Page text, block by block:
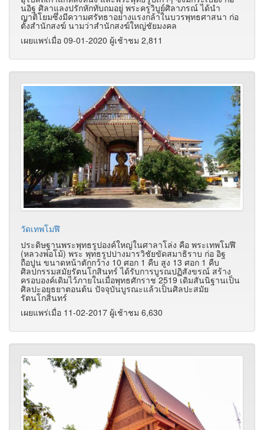
นอิฐ ศิลาแลงปรักหักทับถมอยู่ พระครูวิบูย์ศิลาภรณ์ ได้นำ
ญาติโยมซึ่งมีความศรัทธาอย่างแรงกล้าในบวรพุทธศาสนา ก่อ
ตั้งสำนักสงฆ์ นามว่าสำนักสงฆ์ใหญ่ชัยมงคล
เผยแพร่เมื่อ 09-01-2020 ผู้เช้าชม 2,811
วัดเทพโมฬี
ประดิษฐานพระพุทธรูปองค์ใหญ่ในศาลาโล่ง คือ พระเทพโมฬี
(หลวงพ่อโม้) พระ พุทธรูปปางมารวิชัยขัดสมาธิราบ ก่อ อิฐ
ถือปูน ขนาดหน้าตักกว้าง 10 ศอก 1 คืบ สูง 13 ศอก 1 คืบ
ศิลปกรรมสมัยรัตนโกสินทร์ ได้รับการบูรณปฏิสังขรณ์ สร้าง
ครอบองค์เดิมไว้ภายในเมื่อพุทธศักราช 2519 เดิมสันนิฐานเป็น
ศิลปะอยุธยาตอนต้น ปัจจุบันบูรณะแล้วเป็นศิลปะสมัย
รัตนโกสินทร์
เผยแพร่เมื่อ 11-02-2017 ผู้เช้าชม 6,630